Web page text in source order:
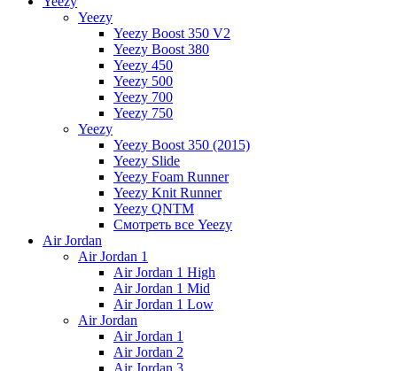
Yeezy
Yeezy Boost 350 V2
Yeezy Boost 380
Yeezy 450
Yeezy 500
Yeezy 700
Yeezy 750
Yeezy
Yeezy Boost 350 (2015)
Yeezy Slide
Yeezy Foam Runner
Yeezy Knit Runner
Yeezy QNTM
Смотреть все Yeezy
Air Jordan
Air Jordan 1
Air Jordan 1 High
Air Jordan 1 Mid
Air Jordan 1 Low
Air Jordan
Air Jordan 1
Air Jordan 2
Air Jordan 3